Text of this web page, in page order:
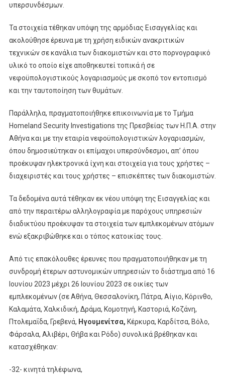
υπερσυνδέσμων.
Τα στοιχεία τέθηκαν υπόψη της αρμόδιας Εισαγγελίας και
ακολούθησε έρευνα με τη χρήση ειδικών ανακριτικών
τεχνικών σε κανάλια των διακομιστών και στο πορνογραφικό
υλικό το οποίο είχε αποθηκευτεί τοπικά ή σε
νεφοϋπολογιστικούς λογαριασμούς με σκοπό τον εντοπισμό
και την ταυτοποίηση των θυμάτων.
Παράλληλα, πραγματοποιήθηκε επικοινωνία με το Τμήμα
Homeland Security Investigations της Πρεσβείας των Η.Π.Α. στην
Αθήνα και με την εταιρία νεφοϋπολογιστικών λογαριασμών,
όπου δημοσιεύτηκαν οι επίμαχοι υπερσύνδεσμοι, απ’ όπου
προέκυψαν ηλεκτρονικά ίχνη και στοιχεία για τους χρήστες –
διαχειριστές και τους χρήστες – επισκέπτες των διακομιστών.
Τα δεδομένα αυτά τέθηκαν εκ νέου υπόψη της Εισαγγελίας και
από την περαιτέρω αλληλογραφία με παρόχους υπηρεσιών
διαδικτύου προέκυψαν τα στοιχεία των εμπλεκομένων ατόμων
ενώ εξακριβώθηκε και ο τόπος κατοικίας τους.
Από τις επακόλουθες έρευνες που πραγματοποιήθηκαν με τη
συνδρομή έτερων αστυνομικών υπηρεσιών το διάστημα από 16
Ιουνίου 2023 μέχρι 26 Ιουνίου 2023 σε οικίες των
εμπλεκομένων (σε Αθήνα, Θεσσαλονίκη, Πάτρα, Αίγιο, Κόρινθο,
Καλαμάτα, Χαλκιδική, Δράμα, Κομοτηνή, Καστοριά, Κοζάνη,
Πτολεμαΐδα, Γρεβενά, Ηγουμενίτσα, Κέρκυρα, Καρδίτσα, Βόλο,
Φάρσαλα, Αλιβέρι, Θήβα και Ρόδο) συνολικά βρέθηκαν και
κατασχέθηκαν:
-32- κινητά τηλέφωνα,